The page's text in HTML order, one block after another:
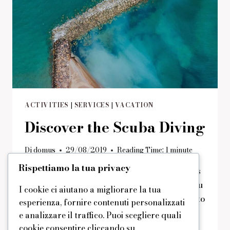
ACTIVITIES | SERVICES |VACATION
Discover the Scuba Diving
Didomus 29/08/2019 Reading Time: 1 minute
Scuba diving is always so much fun! This is
one from our activities that we propose you
– unique great chance to dive in all senses to
the underwater world and fully immerse
into extraordinary atmosphere. Swimming
Rispettiamo la tua privacy
I cookie ci aiutano a migliorare la tua
esperienza, fornire contenuti personalizzati
e analizzare il traffico. Puoi scegliere quali